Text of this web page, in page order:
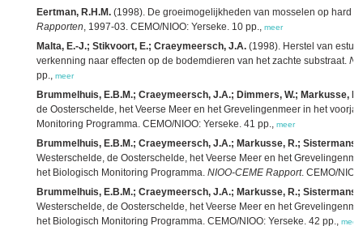
Eertman, R.H.M. (1998). De groeimogelijkheden van mosselen op hard
Rapporten, 1997-03. CEMO/NIOO: Yerseke. 10 pp., meer
Malta, E.-J.; Stikvoort, E.; Craeymeersch, J.A. (1998). Herstel van
verkenning naar effecten op de bodemdieren van het zachte substraat.
pp., meer
Brummelhuis, E.B.M.; Craeymeersch, J.A.; Dimmers, W.; Markusse, R.
de Oosterschelde, het Veerse Meer en het Grevelingenmeer in het
Monitoring Programma. CEMO/NIOO: Yerseke. 41 pp., meer
Brummelhuis, E.B.M.; Craeymeersch, J.A.; Markusse, R.; Sistermans,
Westerschelde, de Oosterschelde, het Veerse Meer en het
het Biologisch Monitoring Programma. NIOO-CEME Rapport. CEMO/
Brummelhuis, E.B.M.; Craeymeersch, J.A.; Markusse, R.; Sistermans,
Westerschelde, de Oosterschelde, het Veerse Meer en het
het Biologisch Monitoring Programma. CEMO/NIOO: Yerseke. 42 pp., meer